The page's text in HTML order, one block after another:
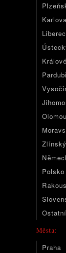
Zlínský
Polsko
Ostatní
Města:
Praha